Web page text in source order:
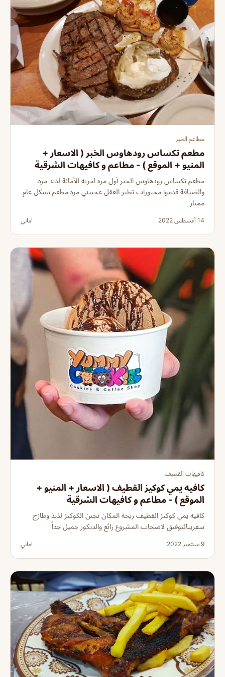
مطاعم الخبر
مطعم تكساس رودهاوس الخبر ( الاسعار +
المنيو + الموقع ) - مطاعم و كافيهات الشرقية
مطعم تكساس رودهاوس الخبر أول مره اجربه للأمانة لذيذ مره
والضيافة قدموا مخبوزات تطير العقل عجبتني مره مطعم بشكل عام
ممتاز
14 أغسطس 2022 اماني
كافيهات القطيف
كافيه يمي كوكيز القطيف ( الاسعار + المنيو +
الموقع ) - مطاعم و كافيهات الشرقية
كافيه يمي كوكيز القطيف ريحة المكان تجنن الكوكيز لذيذ وطازج
سفريبالتوفيق لاصحاب المشروع رائع والديكور جميل جداً
9 سبتمبر 2022 اماني